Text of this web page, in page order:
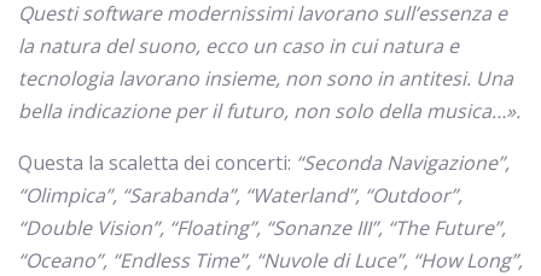
Questi software modernissimi lavorano sull’essenza e
la natura del suono, ecco un caso in cui natura e
tecnologia lavorano insieme, non sono in antitesi. Una
bella indicazione per il futuro, non solo della musica…».
Questa la scaletta dei concerti: “Seconda Navigazione”,
“Olimpica”, “Sarabanda”, “Waterland”, “Outdoor”,
“Double Vision”, “Floating”, “Sonanze III”, “The Future”,
“Oceano”, “Endless Time”, “Nuvole di Luce”, “How Long”,